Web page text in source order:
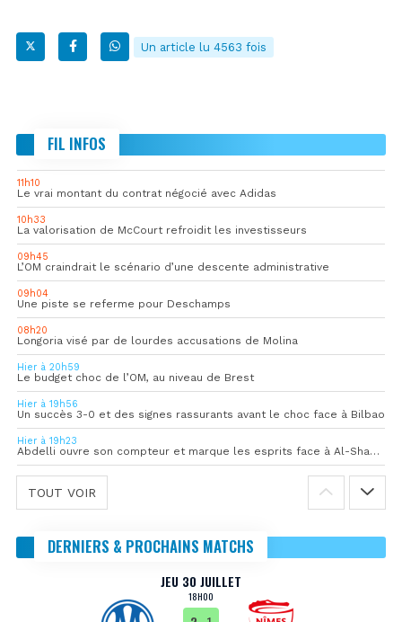
Un article lu 4563 fois
FIL INFOS
11h10
Le vrai montant du contrat négocié avec Adidas
10h33
La valorisation de McCourt refroidit les investisseurs
09h45
L’OM craindrait le scénario d’une descente administrative
09h04
Une piste se referme pour Deschamps
08h20
Longoria visé par de lourdes accusations de Molina
Hier à 20h59
Le budget choc de l’OM, au niveau de Brest
Hier à 19h56
Un succès 3-0 et des signes rassurants avant le choc face à Bilbao
Hier à 19h23
Abdelli ouvre son compteur et marque les esprits face à Al-Shahania
TOUT VOIR
DERNIERS & PROCHAINS MATCHS
JEU 30 JUILLET
18H00